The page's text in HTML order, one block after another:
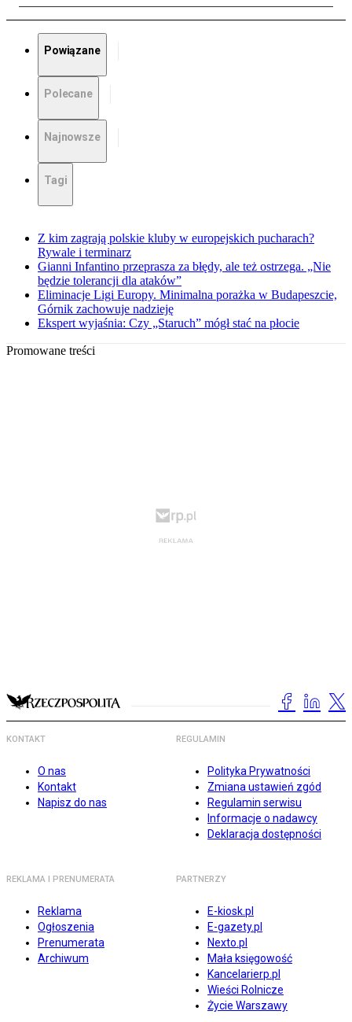
Powiązane
Polecane
Najnowsze
Tagi
Z kim zagrają polskie kluby w europejskich pucharach?
Rywale i terminarz
Gianni Infantino przeprasza za błędy, ale też ostrzega. „Nie
będzie tolerancji dla ataków”
Eliminacje Ligi Europy. Minimalna porażka w Budapeszcie,
Górnik zachowuje nadzieję
Ekspert wyjaśnia: Czy „Staruch” mógł stać na płocie
Promowane treści
KONTAKT
O nas
Kontakt
Napisz do nas
REGULAMIN
Polityka Prywatności
Zmiana ustawień zgód
Regulamin serwisu
Informacje o nadawcy
Deklaracja dostępności
REKLAMA I PRENUMERATA
Reklama
Ogłoszenia
Prenumerata
Archiwum
PARTNERZY
E-kiosk.pl
E-gazety.pl
Nexto.pl
Mała księgowość
Kancelarierp.pl
Wieści Rolnicze
Życie Warszawy